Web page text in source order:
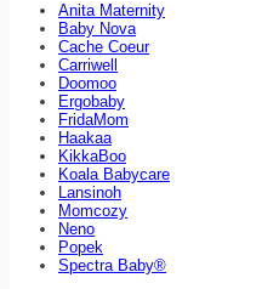
Anita Maternity
Baby Nova
Cache Coeur
Carriwell
Doomoo
Ergobaby
FridaMom
Haakaa
KikkaBoo
Koala Babycare
Lansinoh
Momcozy
Neno
Popek
Spectra Baby®